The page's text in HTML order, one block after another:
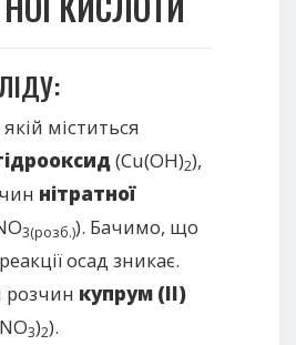
міститься
(Cu(OH)2),
нітратної
3(розб.)). Бачимо, що
осад зникає.
розчин купрум (ІІ)
3)2).